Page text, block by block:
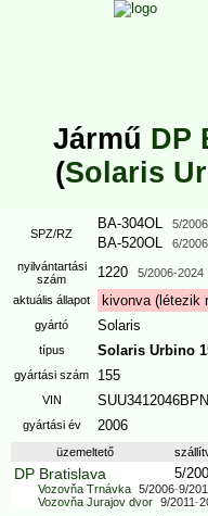
Jármű DP
(Solaris
SPZ/RZ
BA-304OL 5/2006
BA-520OL 6/2006
nyilvántartási
szám
1220 5/2006-2024
aktuális állapot kivonva (létezik
gyártó Solaris
típus Solaris Urbino
gyártási szám 155
VIN
gyártási év 2006
üzemeltető
DP Bratislava 5/
Vozovňa Trnávka 5/2006-9/
Vozovňa Jurajov dvor 9/2011-